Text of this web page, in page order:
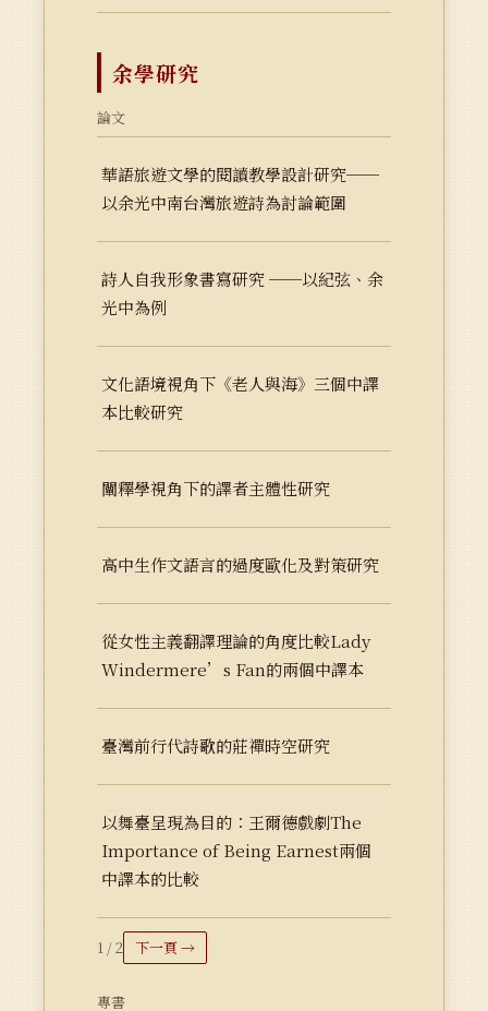
余學研究
論文
華語旅遊文學的閱讀教學設計研究──
以余光中南台灣旅遊詩為討論範圍
詩人自我形象書寫研究 ──以紀弦、余
光中為例
文化語境視角下《老人與海》三個中譯
本比較研究
闡釋學視角下的譯者主體性研究
高中生作文語言的過度歐化及對策研究
從女性主義翻譯理論的角度比較Lady
Windermere’s Fan的兩個中譯本
臺灣前行代詩歌的莊禪時空研究
以舞臺呈現為目的：王爾德戲劇The
Importance of Being Earnest兩個
中譯本的比較
1 / 2 下一頁 →
專書